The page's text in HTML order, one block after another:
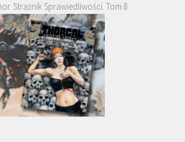
Strażnik Sprawiedliwości. Tom 8